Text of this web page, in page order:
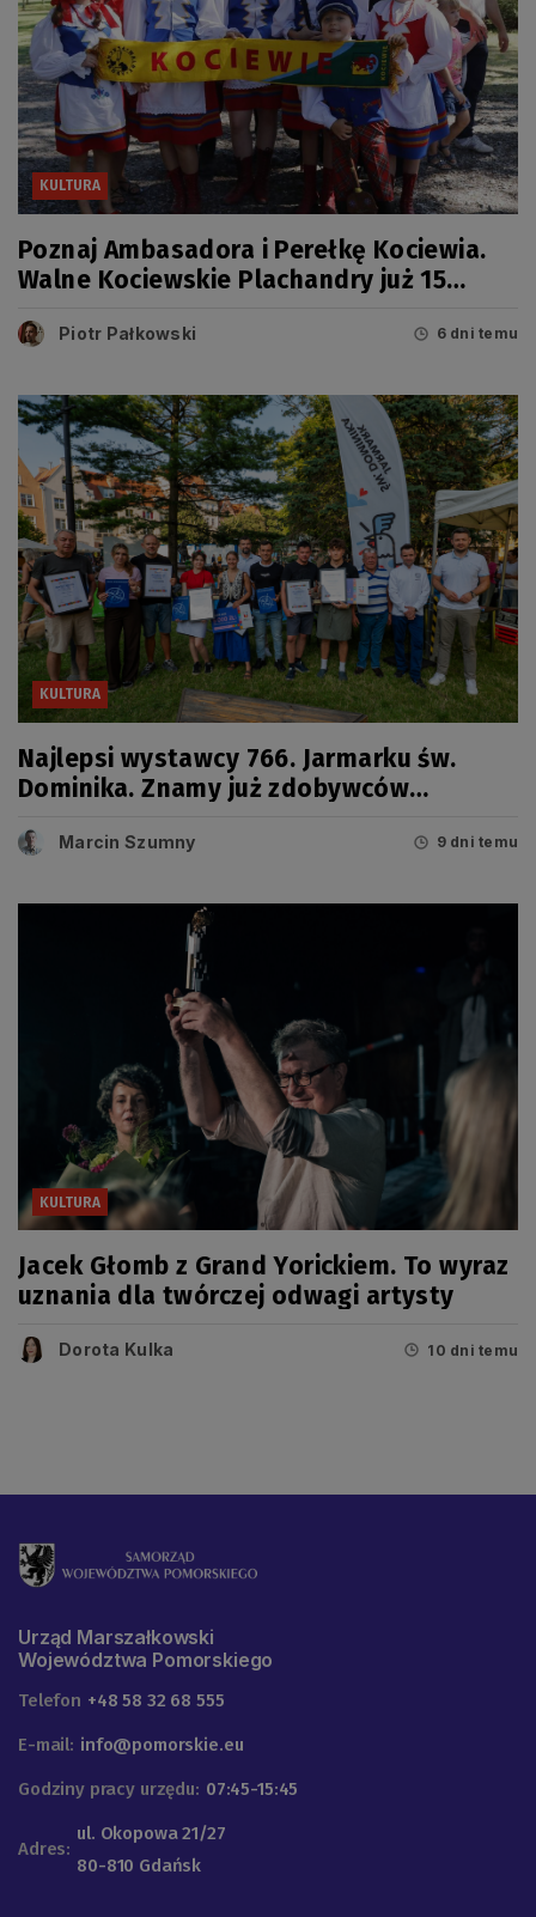
KULTURA
Poznaj Ambasadora i Perełkę Kociewia.
Walne Kociewskie Plachandry już 15
Piotr Pałkowski 6 dni temu
KULTURA
Najlepsi wystawcy 766. Jarmarku św.
Dominika. Znamy już zdobywców
Marcin Szumny 9 dni temu
KULTURA
Jacek Głomb z Grand Yorickiem. To wyraz
uznania dla twórczej odwagi artysty
Dorota Kulka 10 dni temu
Urząd Marszałkowski
Województwa Pomorskiego
Telefon +48 58 32 68 555
E-mail: info@pomorskie.eu
Godziny pracy urzędu: 07:45-15:45
Adres:
ul. Okopowa 21/27
80-810 Gdańsk